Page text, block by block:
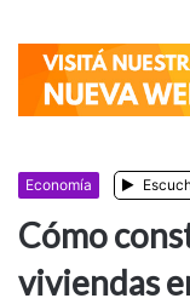
Economía
Cómo
viviendas